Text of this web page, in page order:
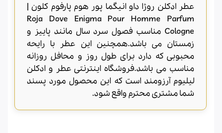
عطر ادکلن روژا داو انیگما پور هوم پارفوم کلون |
Roja Dove Enigma Pour Homme Parfum
Cologne مناسب فصول سرد سال مانند پاییز و
زمستان می باشد.همچنین این عطر با رایحه
محبوبی که دارد برای طول روز و محافل روزانه
مناسب می باشد.فروشگاه اینترنتی عطر و ادکلن
لیلیوم آرزومند است که این محصول مورد پسند
شما مشتری محترم واقع شود.